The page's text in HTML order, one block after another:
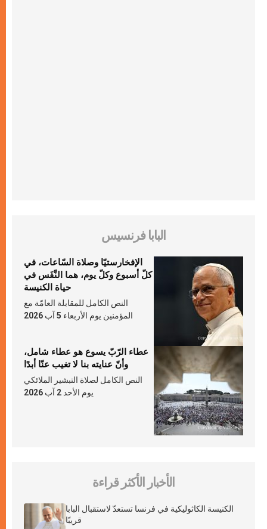
البابا فرنسيس
الإفخارستيّا وصلاة السّاعات، في
كلّ أسبوع وكلّ يوم، هما النَّفَس في
حياة الكنيسة
النص الكامل للمقابلة العامّة مع
المؤمنين يوم الأربعاء 5 آب 2026
عطاء الرّبّ يسوع هو عطاء شامل،
وأنّ عنايته بنا لا تغيب عنّا أبدًا
النص الكامل لصلاة التبشير الملائكي
يوم الأحد 2 آب 2026
الأخبار الأكثر قراءة
الكنيسة الكاثوليكية في فرنسا تستعدّ لاستقبال البابا
قريبًا